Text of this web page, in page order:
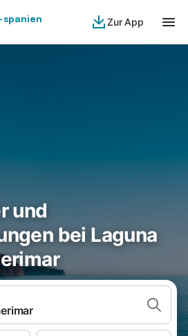
Zur App
und
bei Laguna